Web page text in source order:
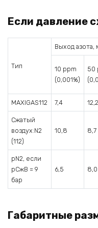
Если давление
Тип
Выход азота,
10 ppm
(0,001%)
50
MAXIGAS112 7,4 12,2
Сжатый
воздух:N2
(112)
10,8 8,7
pN2, если
pСжВ = 9
бар
6,5 8,0
Габаритные